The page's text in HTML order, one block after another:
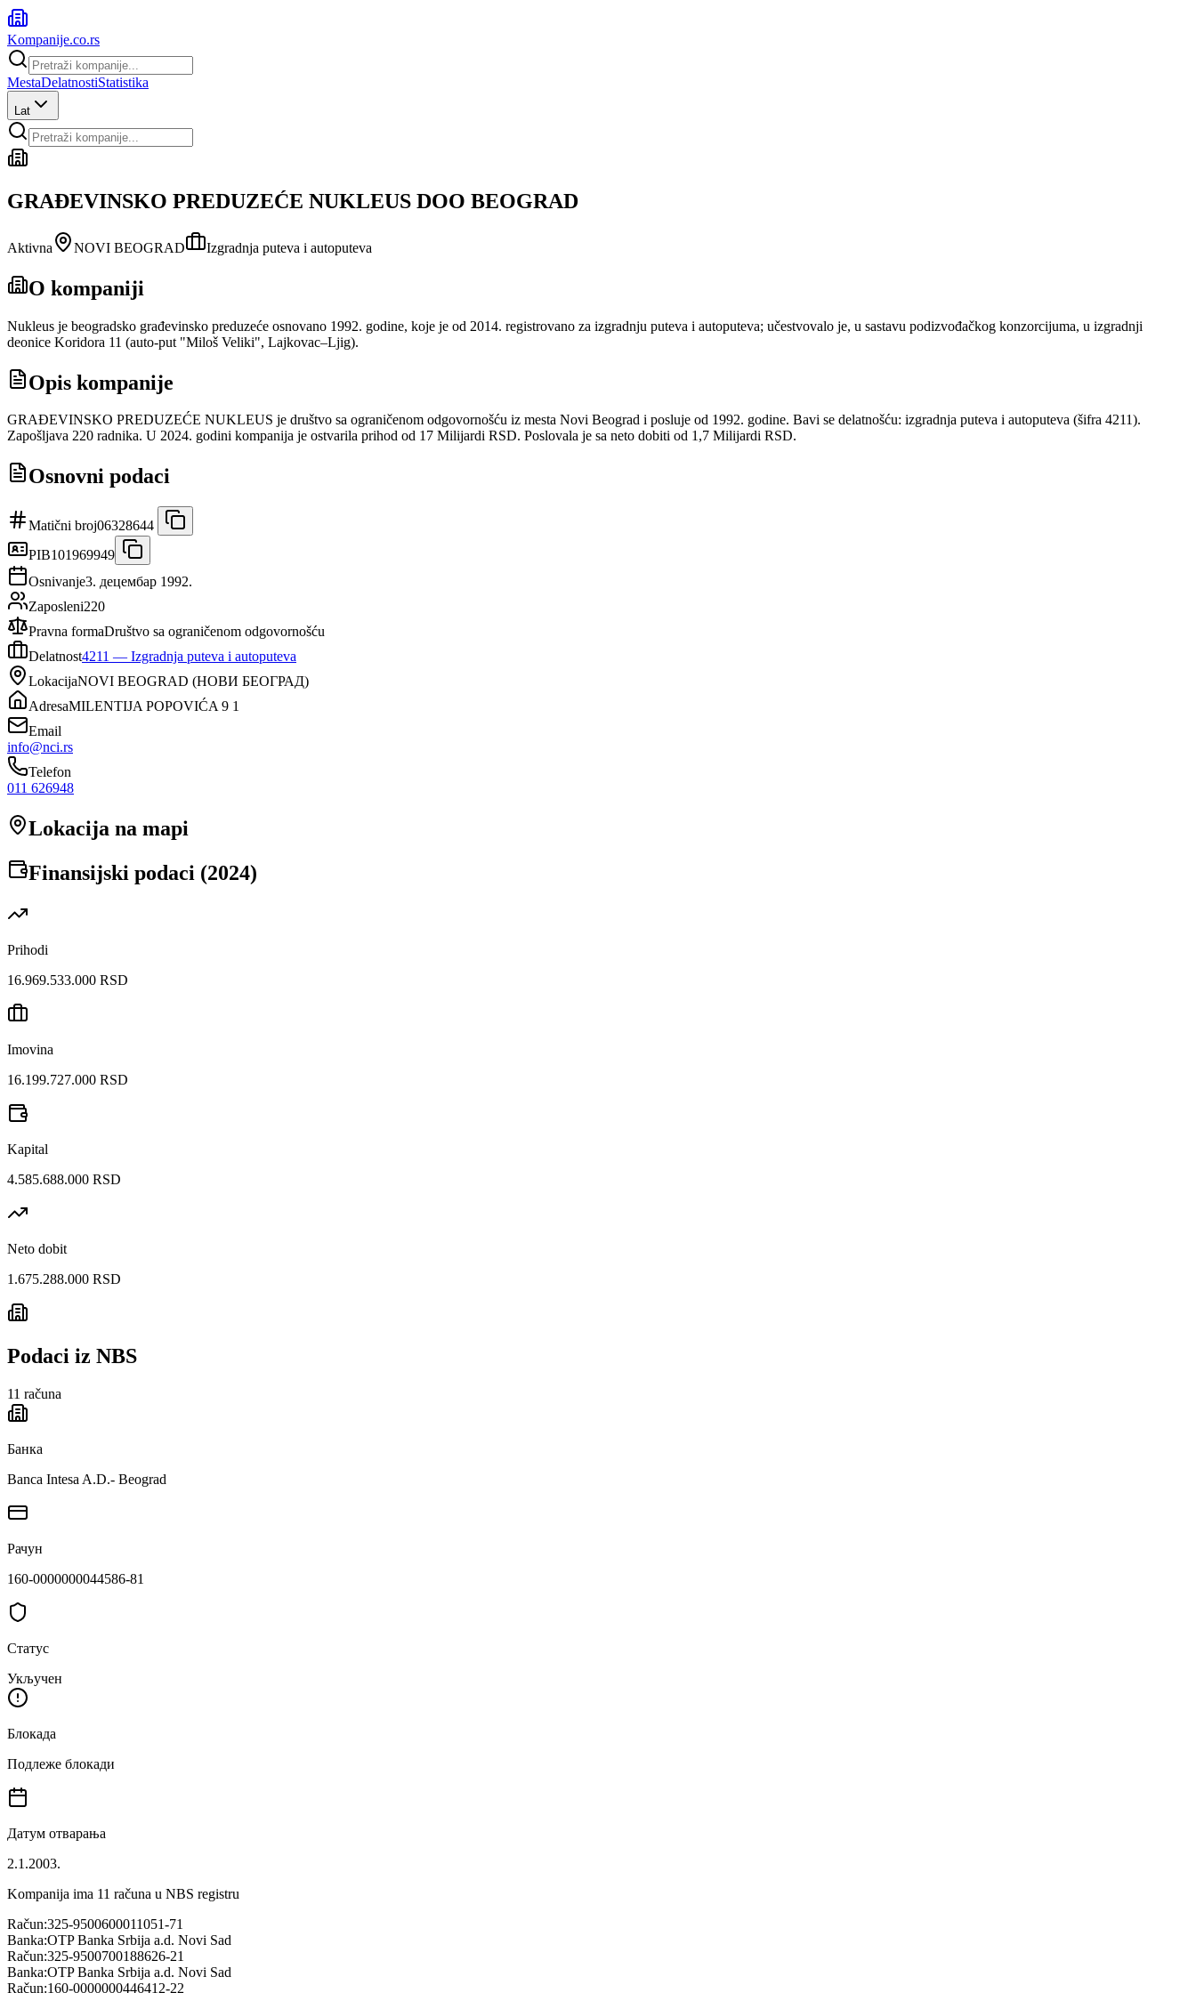
Kompanije.co.rs
MestaDelatnostiStatistika
Lat
GRAĐEVINSKO PREDUZEĆE NUKLEUS DOO BEOGRAD
Aktivna NOVI BEOGRAD Izgradnja puteva i autoputeva
O kompaniji
Nukleus je beogradsko građevinsko preduzeće osnovano 1992. godine, koje je od 2014. registrovano za izgradnju puteva i autoputeva; učestvovalo je, u sastavu podizvođačkog konzorcijuma, u izgradnji
deonice Koridora 11 (auto-put "Miloš Veliki", Lajkovac–Ljig).
Opis kompanije
GRAĐEVINSKO PREDUZEĆE NUKLEUS je društvo sa ograničenom odgovornošću iz mesta Novi Beograd i posluje od 1992. godine. Bavi se delatnošću: izgradnja puteva i autoputeva (šifra 4211).
Zapošljava 220 radnika. U 2024. godini kompanija je ostvarila prihod od 17 Milijardi RSD. Poslovala je sa neto dobiti od 1,7 Milijardi RSD.
Osnovni podaci
Matični broj06328644
PIB101969949
Osnivanje3. децембар 1992.
Zaposleni220
Pravna formaDruštvo sa ograničenom odgovornošću
Delatnost4211 — Izgradnja puteva i autoputeva
LokacijaNOVI BEOGRAD (НОВИ БЕОГРАД)
AdresaMILENTIJA POPOVIĆA 9 1
Email
info@nci.rs
Telefon
011 626948
Lokacija na mapi
Finansijski podaci (2024)
Prihodi
16.969.533.000 RSD
Imovina
16.199.727.000 RSD
Kapital
4.585.688.000 RSD
Neto dobit
1.675.288.000 RSD
Podaci iz NBS
11 računa
Банка
Banca Intesa A.D.- Beograd
Рачун
160-0000000044586-81
Статус
Укључен
Блокада
Подлеже блокади
Датум отварања
2.1.2003.
Kompanija ima 11 računa u NBS registru
Račun:325-9500600011051-71
Banka:OTP Banka Srbija a.d. Novi Sad
Račun:325-9500700188626-21
Banka:OTP Banka Srbija a.d. Novi Sad
Račun:160-0000000446412-22